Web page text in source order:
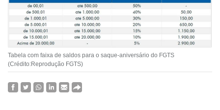
Tabela com faixa de saldos para o saque-aniversário do FGTS
(Crédito:Reprodução FGTS)